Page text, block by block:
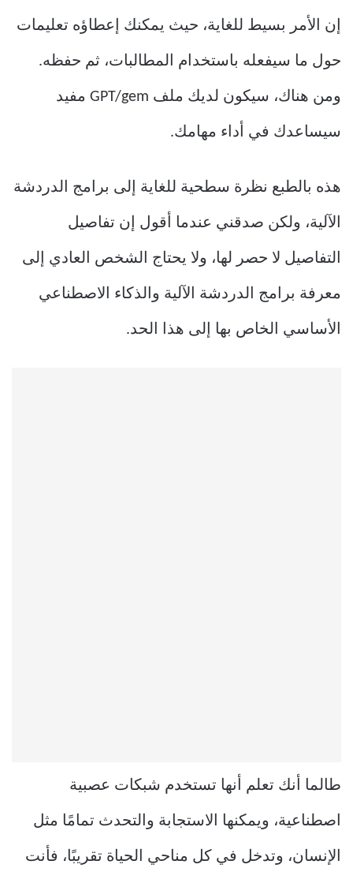
إن الأمر بسيط للغاية، حيث يمكنك إعطاؤه تعليمات
حول ما سيفعله باستخدام المطالبات، ثم حفظه.
ومن هناك، سيكون لديك ملف GPT/gem مفيد
سيساعدك في أداء مهامك.
هذه بالطبع نظرة سطحية للغاية إلى برامج الدردشة
الآلية، ولكن صدقني عندما أقول إن تفاصيل
التفاصيل لا حصر لها، ولا يحتاج الشخص العادي إلى
معرفة برامج الدردشة الآلية والذكاء الاصطناعي
الأساسي الخاص بها إلى هذا الحد.
طالما أنك تعلم أنها تستخدم شبكات عصبية
اصطناعية، ويمكنها الاستجابة والتحدث تمامًا مثل
الإنسان، وتدخل في كل مناحي الحياة تقريبًا، فأنت